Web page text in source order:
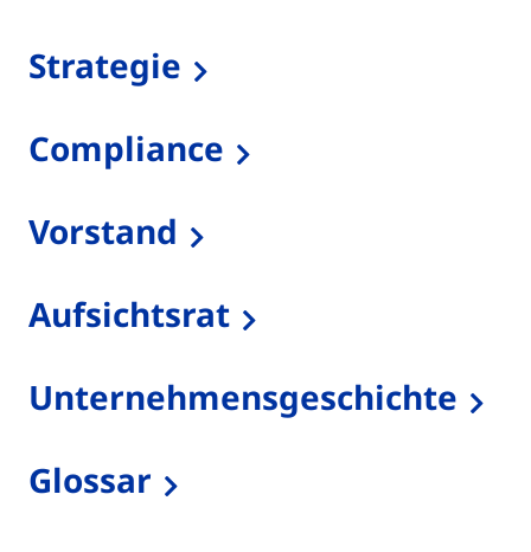
Strategie
Compliance
Vorstand
Aufsichtsrat
Unternehmensgeschichte
Glossar